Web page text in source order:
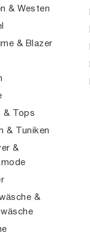
& Westen
& Blazer
& Tops
& Tuniken
&
&